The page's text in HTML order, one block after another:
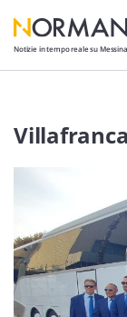
Notizie in tempo reale su
Attualità
Cultura
Lavoro
Società